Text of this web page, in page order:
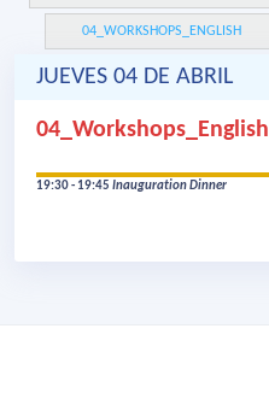
04_WORKSHOPS_ENGLISH
JUEVES 04 DE ABRIL
04_Workshops_English
19:30 - 19:45 Inauguration Dinner